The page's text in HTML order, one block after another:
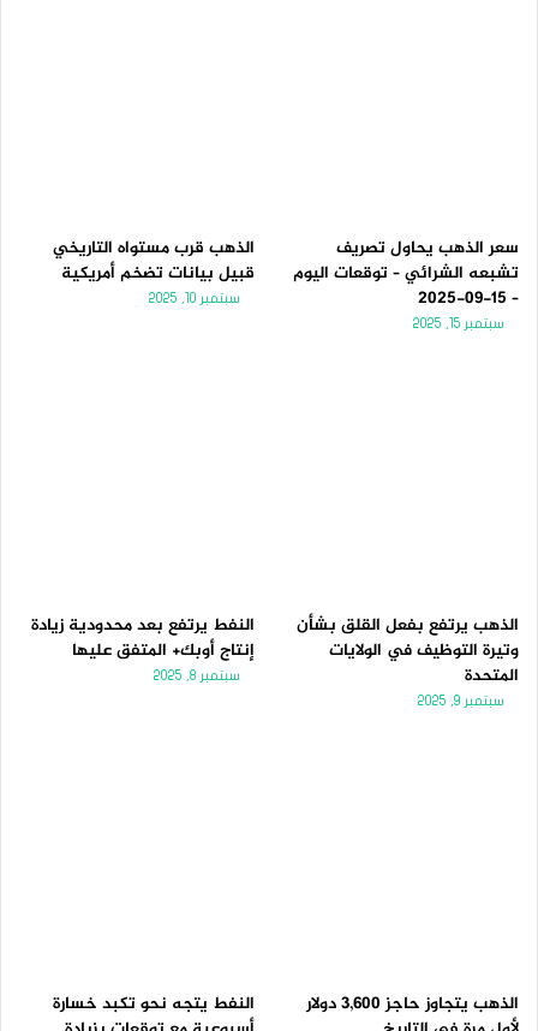
سعر الذهب يحاول تصريف
تشبعه الشرائي – توقعات اليوم
– 15-09-2025
سبتمبر 15, 2025
الذهب قرب مستواه التاريخي
قبيل بيانات تضخم أمريكية
سبتمبر 10, 2025
الذهب يرتفع بفعل القلق بشأن
وتيرة التوظيف في الولايات
المتحدة
سبتمبر 9, 2025
النفط يرتفع بعد محدودية زيادة
إنتاج أوبك+ المتفق عليها
سبتمبر 8, 2025
الذهب يتجاوز حاجز 3,600 دولار
النفط يتجه نحو تكبد خسارة